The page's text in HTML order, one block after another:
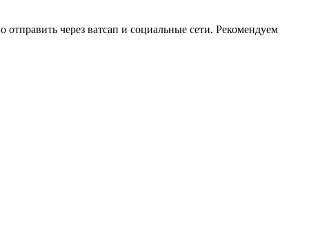
через ватсап и социальные сети. Рекомендуем